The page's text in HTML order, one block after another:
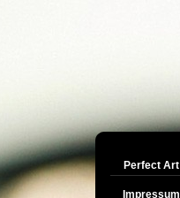
Perfect Art
Impressum